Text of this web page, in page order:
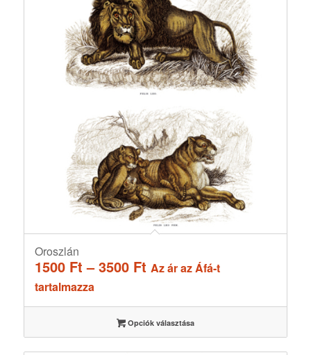
Oroszlán
1500 Ft – 3500 FtÁrtartomány:
3500 Ft
Az ár az Áfá-t
tartalmazza
Opciók választása